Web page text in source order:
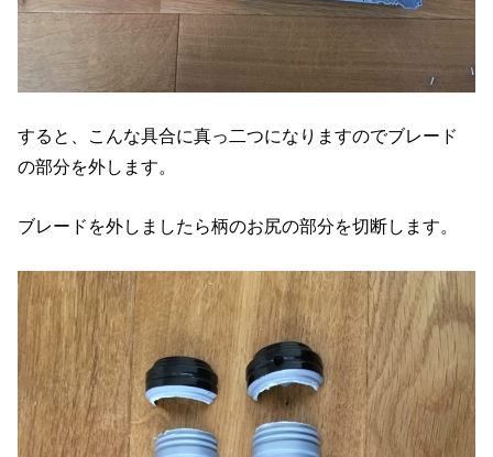
すると、こんな具合に真っ二つになりますのでブレード
の部分を外します。
ブレードを外しましたら柄のお尻の部分を切断します。